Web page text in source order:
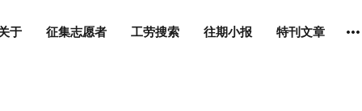
于 征集志愿者 工劳搜索 往期小报 特刊文章